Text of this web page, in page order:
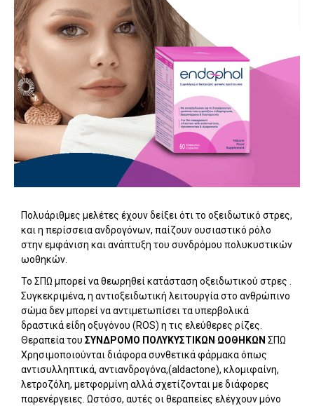
Πολυάριθμες μελέτες έχουν δείξει ότι το οξειδωτικό στρες,
και η περίσσεια ανδρογόνων, παίζουν ουσιαστικό ρόλο
στην εμφάνιση και ανάπτυξη του συνδρόμου πολυκυστικών
ωοθηκών.
Το ΣΠΩ μπορεί να θεωρηθεί κατάσταση οξειδωτικού στρες .
Συγκεκριμένα, η αντιοξειδωτική λειτουργία στο ανθρώπινο
σώμα δεν μπορεί να αντιμετωπίσει τα υπερβολικά
δραστικά είδη οξυγόνου (ROS) η τις ελεύθερες ρίζες.
Θεραπεία του ΣΥΝΔΡΟΜΟ ΠΟΛΥΚΥΣΤΙΚΩΝ ΩΟΘΗΚΩΝ ΣΠΩ
Χρησιμοποιούνται διάφορα συνθετικά φάρμακα όπως
αντισυλληπτικά, αντιανδρογόνα,(aldactone), κλομιφαίνη,
λετροζόλη, μετφορμίνη αλλά σχετίζονται με διάφορες
παρενέργειες. Ωστόσο, αυτές οι θεραπείες ελέγχουν μόνο